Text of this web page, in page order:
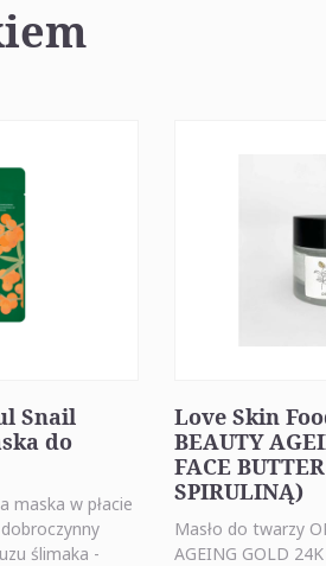
Snail
do
maska w płacie
ślimaka -
Love Skin
BEAUTY
FACE
SPIRULINĄ)
Masło do twarzy
AGEING GOLD